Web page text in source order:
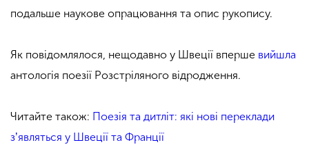
подальше наукове опрацювання та опис рукопису.
Як повідомлялося, нещодавно у Швеції вперше вийшла
антологія поезії Розстріляного відродження.
Читайте також: Поезія та дитліт: які нові переклади
зʼявляться у Швеції та Франції